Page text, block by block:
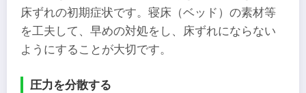
床ずれの初期症状です。寝床（ベッド）の素材等
を工夫して、早めの対処をし、床ずれにならない
ようにすることが大切です。
圧力を分散する